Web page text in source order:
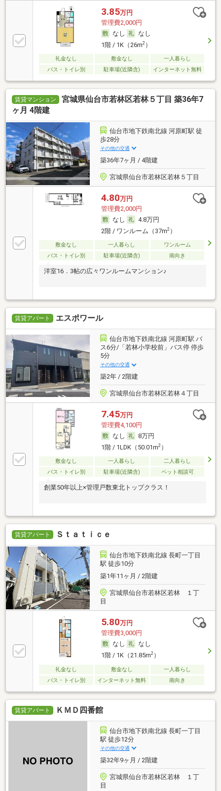
3.85万円
管理費2,000円
なし
なし
1階 / 1K（26m2）
礼金なし 敷金なし
一人暮らし
バス・トイレ別
駐車場(近隣含) インターネット無料
賃貸マンション
宮城県仙台市若林区若林５丁目 築36年7
ヶ月 4階建
仙台市地下鉄南北線 河原町駅 徒
歩28分
その他の交通
築36年7ヶ月 / 4階建
宮城県仙台市若林区若林５丁目
4.80万円
管理費2,000円
なし
4.8万円
2階 / ワンルーム（37m2）
敷金なし 一人暮らし
ワンルーム
バス・トイレ別
駐車場(近隣含) 南向き
洋室16．3帖の広々ワンルームマンション♪
賃貸アパート エスポワール
仙台市地下鉄南北線 河原町駅 バ
ス6分/「若林小学校前」バス停 停歩
5分
その他の交通
築2年 / 2階建
宮城県仙台市若林区若林４丁目
7.45万円
管理費4,100円
なし
8万円
1階 / 1LDK（50.01m2）
敷金なし 一人暮らし
二人暮らし
バス・トイレ別
駐車場(近隣含) ペット相談可
創業50年以上×管理戸数東北トップクラス！
賃貸アパート Ｓｔａｔｉｃｅ
仙台市地下鉄南北線 長町一丁目
駅 徒歩10分
築1年11ヶ月 / 2階建
宮城県仙台市若林区若林 １丁
目
5.80万円
管理費3,000円
なし
なし
1階 / 1K（21.85m2）
礼金なし 敷金なし
一人暮らし
バス・トイレ別
インターネット無料 南向き
賃貸アパート ＫＭＤ四番館
仙台市地下鉄南北線 長町一丁目
駅 徒歩12分
その他の交通
築32年9ヶ月 / 2階建
宮城県仙台市若林区若林 １丁
目